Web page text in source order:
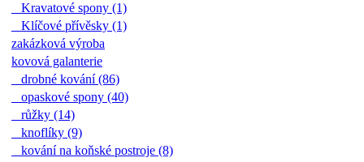
Kravatové spony (1)
Klíčové přívěsky (1)
zakázková výroba
kovová galanterie
drobné kování (86)
opaskové spony (40)
růžky (14)
knoflíky (9)
kování na koňské postroje (8)